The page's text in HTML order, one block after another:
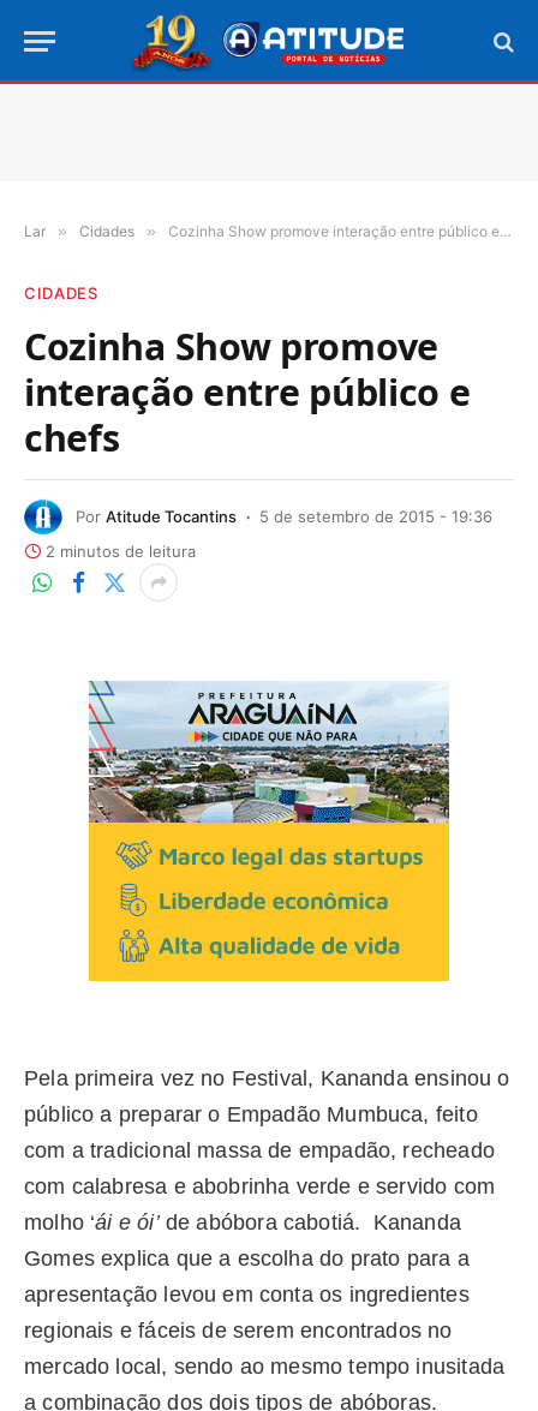
Lar » Cidades » Cozinha Show promove interação entre público e chefs
CIDADES
Cozinha Show promove
interação entre público e
chefs
Por Atitude Tocantins
5 de setembro de 2015 - 19:36
2 minutos de leitura
Pela primeira vez no Festival, Kananda ensinou o
público a preparar o Empadão Mumbuca, feito
com a tradicional massa de empadão, recheado
com calabresa e abobrinha verde e servido com
molho ‘ái e ói’de abóbora cabotiá. Kananda
Gomes explica que a escolha do prato para a
apresentação levou em conta os ingredientes
regionais e fáceis de serem encontrados no
mercado local, sendo ao mesmo tempo inusitada
a combinação dos dois tipos de abóboras.